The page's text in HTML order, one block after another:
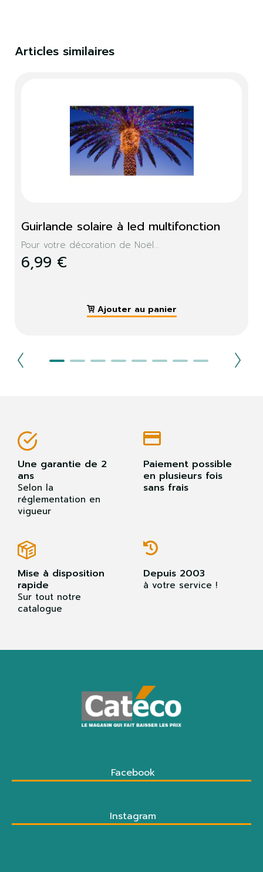
Articles similaires
Guirlande solaire à led multifonction
Pour votre décoration de Noël...
6,99 €
Ajouter au panier
Une garantie de 2
ans
Selon la
réglementation en
vigueur
Paiement possible
en plusieurs fois
sans frais
Mise à disposition
rapide
Sur tout notre
catalogue
Depuis 2003
à votre service !
Facebook
Instagram